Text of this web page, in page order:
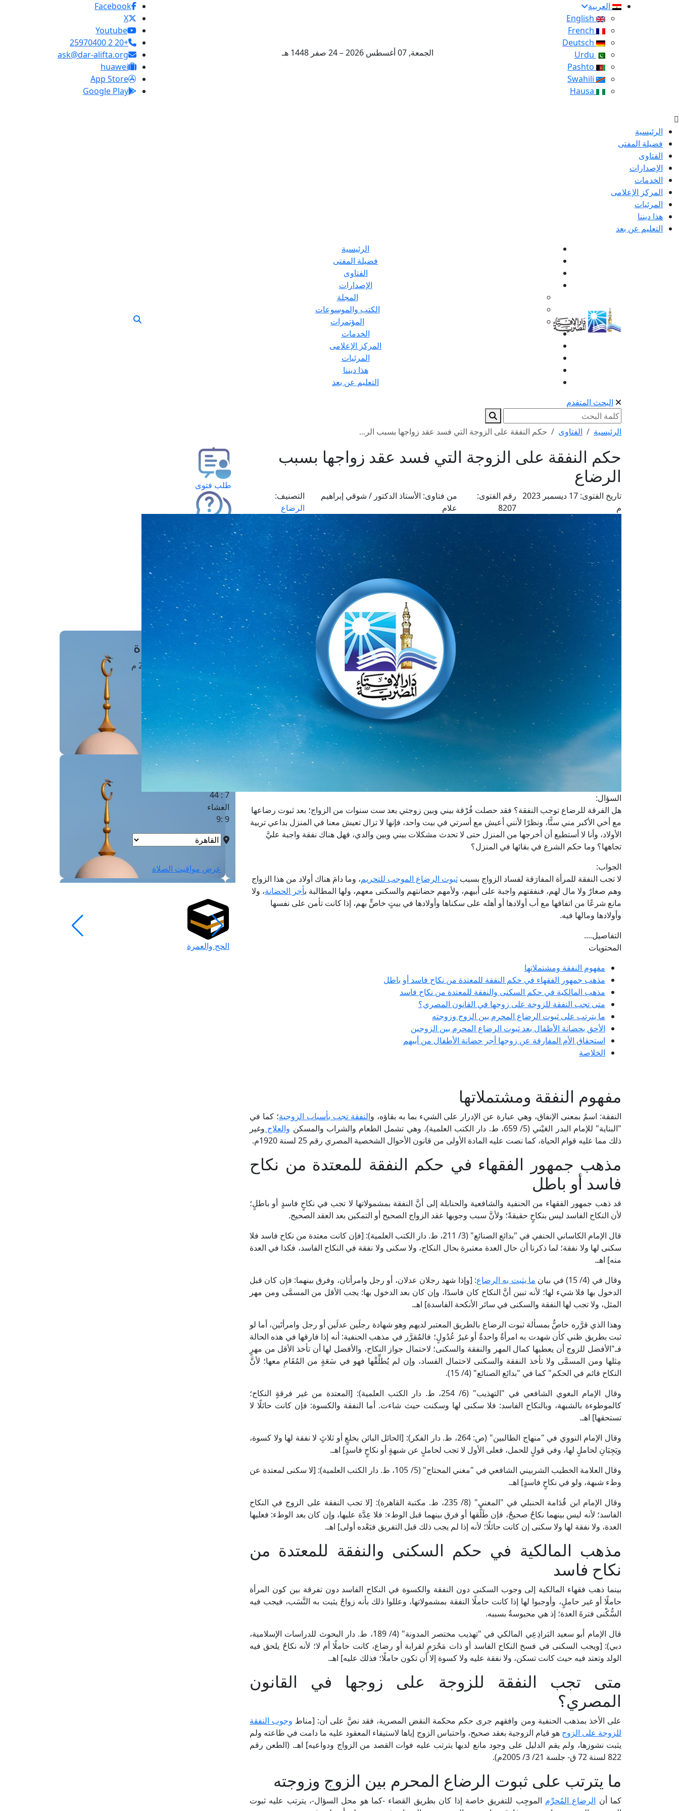
العربية
الجمعة, 07 أغسطس 2026 – 24 صفر 1448 هـ
Facebook
X
Youtube
+20 2 25970400
ask@dar-alifta.org
huawei
App Store
Google Play
الرئيسية
فضيلة المفتى
الفتاوى
الإصدارات
الخدمات
المركز الإعلامى
المرئيات
هذا ديننا
التعليم عن بعد
الرئيسية
فضيلة المفتى
الفتاوى
الإصدارات
المجلة
الكتب والموسوعات
المؤتمرات
الخدمات
المركز الإعلامى
المرئيات
هذا ديننا
التعليم عن بعد
البحث المتقدم
الرئيسية الفتاوى حكم النفقة على الزوجة التي فسد عقد زواجها بسبب الر...
حكم النفقة على الزوجة التي فسد عقد زواجها بسبب
الرضاع
تاريخ الفتوى:
17 ديسمبر 2023
م
رقم الفتوى:
8207
من فتاوى: الأستاذ الدكتور / شوقي إبراهيم
علام
التصنيف:
الرضاع
السؤال:
هل الفرقة للرضاع توجب النفقة؟ فقد حصلت فُرْقة بيني وبين زوجتي بعد ست سنوات من الزواج؛ بعد ثبوت رضاعها
مع أخي الأكبر مني سنًّا، ونظرًا لأنني أعيش مع أسرتي في بيت واحد، فإنها لا تزال تعيش معنا في المنزل بداعي تربية
الأولاد، وأنا لا أستطيع أن أخرجها من المنزل حتى لا تحدث مشكلات بيني وبين والدي، فهل هناك نفقة واجبة عليَّ
تجاهها؟ وما حكم الشرع في بقائها في المنزل؟
الجواب:
لا تجب النفقة للمرأة المفارَقة لفساد الزواج بسبب ثبوت الرضاع الموجب للتحريم، وما دامَ هناك أولاد من هذا الزواج
وهم صغارٌ ولا مال لهم، فنفقتهم واجبة على أبيهم، ولأمهم حضانتهم والسكنى معهم، ولها المطالبة بأجر الحضانة، ولا
مانع شرعًا من اتفاقها مع أب أولادها أو أهله على سكناها وأولادها في بيتٍ خاصٍّ بهم، إذا كانت تأمن على نفسها
وأولادها ومالها فيه.
التفاصيل....
المحتويات
مفهوم النفقة ومشتملاتها
مذهب جمهور الفقهاء في حكم النفقة للمعتدة من نكاح فاسد أو باطل
مذهب المالكية في حكم السكنى والنفقة للمعتدة من نكاح فاسد
متى تجب النفقة للزوجة على زوجها في القانون المصري؟
ما يترتب على ثبوت الرضاع المحرم بين الزوج وزوجته
الأحق بحضانة الأطفال بعد ثبوت الرضاع المحرم بين الزوجين
استحقاق الأم المفارقة عن زوجها أجر حضانة الأطفال من أبيهم
الخلاصة
مفهوم النفقة ومشتملاتها
النفقة: اسمٌ بمعنى الإنفاق، وهي عبارة عن الإدرار على الشيء بما به بقاؤه، والنفقة تجب بأسباب الزوجية؛ كما في
"البناية" للإمام البدر العَيْني (5/ 659، ط. دار الكتب العلمية)، وهي تشمل الطعام والشراب والمسكن
والعلاج وغير
ذلك مما عليه قوام الحياة، كما نصت عليه المادة الأولى من قانون الأحوال الشخصية المصري رقم 25 لسنة 1920م.
مذهب جمهور الفقهاء في حكم النفقة للمعتدة من نكاح
فاسد أو باطل
قد ذهب جمهور الفقهاء من الحنفية والشافعية والحنابلة إلى أنَّ النفقة بمشمولاتها لا تجب في نكاحٍ فاسدٍ أو باطلٍ؛
لأن النكاح الفاسد ليس بنكاحٍ حقيقةً؛ ولأنَّ سبب وجوبها عقد الزواج الصحيح أو التمكين بعد العقد الصحيح.
قال الإمام الكاساني الحنفي في "بدائع الصنائع" (3/ 211، ط. دار الكتب العلمية): [فإن كانت معتدة من نكاح فاسد فلا
سكنى لها ولا نفقة؛ لما ذكرنا أن حال العدة معتبرة بحال النكاح، ولا سكنى ولا نفقة في النكاح الفاسد، فكذا في العدة
منه] اهـ.
وقال في (4/ 15) في بيان
ما يثبت به الرضاع: [وإذا شهد رجلان عدلان، أو رجل وامرأتان، وفرق بينهما: فإن كان قبل
الدخول بها فلا شيء لها؛ لأنه تبين أنَّ النكاح كان فاسدًا، وإن كان بعد الدخول بها: يجب الأقل من المسمَّى ومن مهر
المثل، ولا تجب لها النفقة والسكنى في سائر الأنكحة الفاسدة] اهـ.
وهذا الذي قرَّره خاصٌّ بمسألة ثبوت الرضاع بالطريق المعتبر لديهم وهو شهادة رجلَين عدلَين أو رجل وامرأتَين، أما لو
ثبت بطريق ظني كأن شهدت به امرأةٌ واحدةٌ أو غيرُ عُدُولٍ؛ فالمُقرَّر في مذهب الحنفية: أنه إذا فارقها في هذه الحالة
فـ"الأفضل للزوج أن يعطيها كمال المهر والنفقة والسكنى؛ لاحتمال جواز النكاح، والأفضل لها أن تأخذ الأقل من مهرٍ
مِثلها ومن المسمَّى ولا تأخذ النفقة والسكنى لاحتمال الفساد، وإن لم يُطلِّقْها فهو في سَعَةٍ من المُقَامِ معها؛ لأنَّ
النكاح قائم في الحكم" كما في "بدائع الصنائع" (4/ 15).
وقال الإمام البغوي الشافعي في "التهذيب" (6/ 254، ط. دار الكتب العلمية): [المعتدة من غير فرقةٍ النكاح؛
كالموطوءة بالشبهة، وبالنكاح الفاسد: فلا سكنى لها وسكنت حيث شاءت. أما النفقة والكسوة: فإن كانت حائلًا لا
تستحقها] اهـ.
وقال الإمام النووي في "منهاج الطالبين" (ص: 264، ط. دار الفكر): [الحائل البائن بخلعٍ أو ثلاثٍ لا نفقة لها ولا كسوة،
ويَجِبَانِ لحاملٍ لها، وفي قولٍ للحمل، فعلى الأول لا تجب لحاملٍ عن شبهةٍ أو نكاحٍ فاسدٍ] اهـ.
وقال العلامة الخطيب الشربيني الشافعي في "مغني المحتاج" (5/ 105، ط. دار الكتب العلمية): [لا سكنى لمعتدة عن
وطء شبهة، ولو في نكاحٍ فاسدٍ] اهـ.
وقال الإمام ابن قُدَامة الحنبلي في "المغني" (8/ 235، ط. مكتبة القاهرة): [لا تجب النفقة على الزوج في النكاح
الفاسد؛ لأنه ليس بينهما نكاحٌ صحيحٌ، فإن طَلَّقها أو فرق بينهما قبل الوطء: فلا عِدَّة عليها، وإن كان بعد الوطء: فعليها
العدة، ولا نفقة لها ولا سكنى إن كانت حائلًا؛ لأنه إذا لم يجب ذلك قبل التفريق فبَعْده أولى] اهـ.
مذهب المالكية في حكم السكنى والنفقة للمعتدة من
نكاح فاسد
بينما ذهب فقهاء المالكية إلى وجوب السكنى دون النفقة والكسوة في النكاح الفاسد دون تفرقة بين كون المرأة
حاملًا أو غير حاملٍ، وأوجبوا لها إذا كانت حاملًا النفقة بمشمولاتها، وعللوا ذلك بأنه زواجٌ يثبت به النَّسَب، فيجب فيه
السُّكْنى فترةَ العدة؛ إذ هي محبوسةٌ بسببه.
قال الإمام أبو سعيد البَراذِعِي المالكي في "تهذيب مختصر المدونة" (4/ 189، ط. دار البحوث للدراسات الإسلامية،
دبي): [ويجب السكنى في فسخ النكاح الفاسد أو ذات مَحْرَمٍ لقرابة أو رضاع، كانت حاملًا أم لا؛ لأنه نكاحٌ يلحق فيه
الولد وتعتد فيه حيث كانت تسكن، ولا نفقة عليه ولا كسوة إلا أن تكون حاملًا؛ فذلك عليه] اهـ.
متى تجب النفقة للزوجة على زوجها في القانون
المصري؟
على الأخذ بمذهب الحنفية ومن وافقهم جرى حكم محكمة النقض المصرية، فقد نصَّ على أن: [مناط وجوب النفقة
للزوجة على الزوج هو قيام الزوجية بعقد صحيح، واحتباس الزوج إياها لاستيفاء المعقود عليه ما دامت في طاعته ولم
يثبت نشوزها، ولم يقم الدليل على وجود مانع لديها يترتب عليه فوات القصد من الزواج ودواعيه] اهـ. (الطعن رقم
822 لسنة 72 ق- جلسة 21/ 3/ 2005م).
ما يترتب على ثبوت الرضاع المحرم بين الزوج وزوجته
كما أن الرضاع المُحرِّم الموجِب للتفريق خاصة إذا كان بطريق القضاء -كما هو محل السؤال-، يترتب عليه ثبوت
طلب فتوى
استعلام عن فتوى
حجز موعد
الفتوى الهاتفية
مَواقِيتُ الصَّـــلاة
القاهرة · 07 أغسطس 2026 م
الفجر
الظهر
العصر
7 : 44
العشاء
9 :9
عرض مواقيت الصلاة
الحج والعمرة